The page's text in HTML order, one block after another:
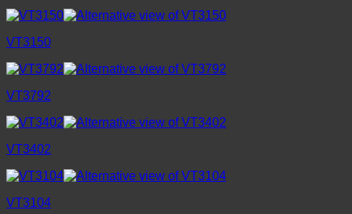
VT3150
VT3792
VT3402
VT3104